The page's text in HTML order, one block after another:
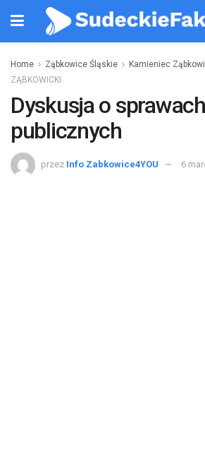
Home Ząbkowice Śląskie Kamieniec
ZĄBKOWICKI
Dyskusja o sprawach
publicznych
przez Info Zabkowice4YOU 6